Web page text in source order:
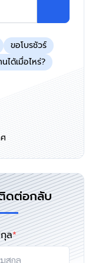
ขอโบรชัวร์
ได้เมื่อไหร่?
ติดต่อกลับ
ล*